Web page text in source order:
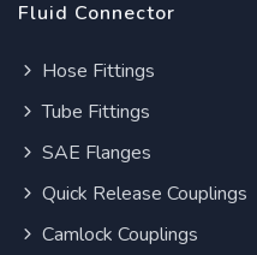
Fluid Connector
Hose Fittings
Tube Fittings
SAE Flanges
Quick Release Couplings
Camlock Couplings